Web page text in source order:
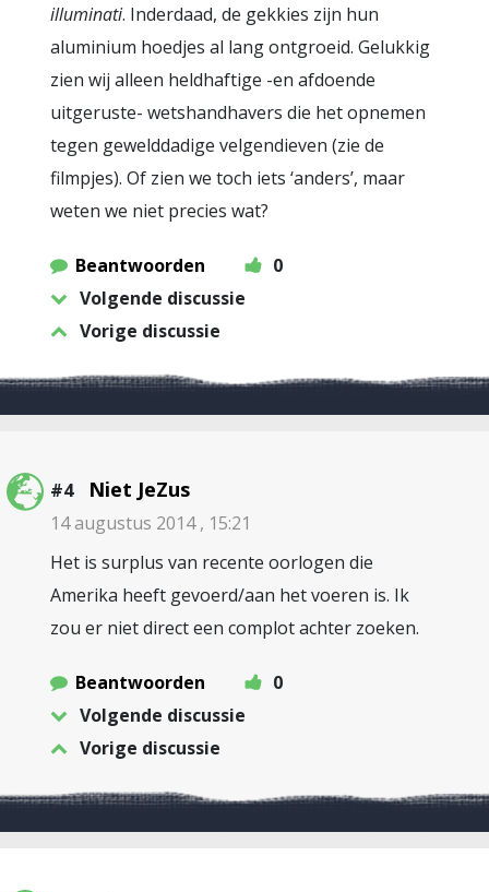
illuminati. Inderdaad, de gekkies zijn hun
aluminium hoedjes al lang ontgroeid. Gelukkig
zien wij alleen heldhaftige -en afdoende
uitgeruste- wetshandhavers die het opnemen
tegen gewelddadige velgendieven (zie de
filmpjes). Of zien we toch iets ‘anders’, maar
weten we niet precies wat?
Beantwoorden
0
Volgende discussie
Vorige discussie
#4 Niet JeZus
14 augustus 2014 , 15:21
Het is surplus van recente oorlogen die
Amerika heeft gevoerd/aan het voeren is. Ik
zou er niet direct een complot achter zoeken.
Beantwoorden
0
Volgende discussie
Vorige discussie